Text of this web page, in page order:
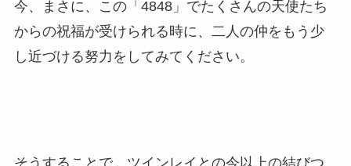
今、まさに、この「4848」でたくさんの天使たち
からの祝福が受けられる時に、二人の仲をもう少
し近づける努力をしてみてください。
そうすることで、ツインレイとの今以上の結びつ